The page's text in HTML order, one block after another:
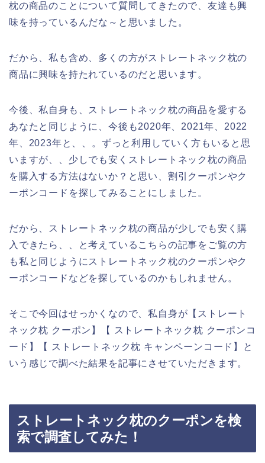
枕の商品のことについて質問してきたので、友達も興
味を持っているんだな～と思いました。
だから、私も含め、多くの方がストレートネック枕の
商品に興味を持たれているのだと思います。
今後、私自身も、ストレートネック枕の商品を愛する
あなたと同じように、今後も2020年、2021年、2022
年、2023年と、、。ずっと利用していく方もいると思
いますが、、少しでも安くストレートネック枕の商品
を購入する方法はないか？と思い、割引クーポンやク
ーポンコードを探してみることにしました。
だから、ストレートネック枕の商品が少しでも安く購
入できたら、、と考えているこちらの記事をご覧の方
も私と同じようにストレートネック枕のクーポンやク
ーポンコードなどを探しているのかもしれません。
そこで今回はせっかくなので、私自身が【ストレート
ネック枕 クーポン】【 ストレートネック枕 クーポンコ
ード】【 ストレートネック枕 キャンペーンコード】と
いう感じで調べた結果を記事にさせていただきます。
ストレートネック枕のクーポンを検
索で調査してみた！